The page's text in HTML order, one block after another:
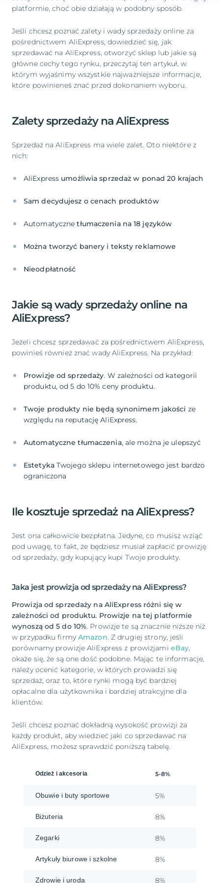
platformie, choć obie działają w podobny sposób.
Jeśli chcesz poznać zalety i wady sprzedaży online za
pośrednictwem AliExpress, dowiedzieć się, jak
sprzedawać na AliExpress, otworzyć sklep lub jakie są
główne cechy tego rynku, przeczytaj ten artykuł, w
którym wyjaśnimy wszystkie najważniejsze informacje,
które powinieneś znać przed dokonaniem wyboru.
Zalety sprzedaży na AliExpress
Sprzedaż na AliExpress ma wiele zalet. Oto niektóre z
nich:
AliExpress
Sam decydujesz o cenach produktów
Automatyczne
Nieodpłatność
Jakie są wady sprzedaży online na
AliExpress?
Jeżeli chcesz sprzedawać za pośrednictwem AliExpress,
powinieś również znać wady AliExpress. Na przykład:
Prowizje od sprzedaży. W zależności od kategorii
Twoje produkty nie będą synonimem jakości ze
Automatyczne tłumaczenia
EstetykaTwojego sklepu internetowego jest bardzo
ograniczona
Ile kosztuje sprzedaż na AliExpress?
Jest ona całkowicie bezpłatna. Jedyne, co musisz wziąć
pod uwagę, to fakt, że będziesz musiał zapłacić prowizję
od sprzedaży, gdy kupujący kupi Twoje produkty.
Jaka jest prowizja od sprzedaży na AliExpress?
Prowizja od sprzedaży na AliExpress różni się w
zależności od produktu. Prowizje na tej platformie
wynoszą od 5 do 10%. Prowizje te są znacznie niższe niż
w przypadku firmyAmazon. Z drugiej strony, jeśli
porównamy prowizje AliExpress z prowizjami eBay,
okaże się, że są one dość podobne. Mając te informacje,
należy ocenić kategorie, w których prowadzi się
sprzedaż, oraz to, które rynki mogą być bardziej
opłacalne dla użytkownika i bardziej atrakcyjne dla
klientów.
Jeśli chcesz poznać dokładną wysokość prowizji za
każdy produkt, aby wiedzieć jaki co sprzedawać na
AliExpress, możesz sprawdzić poniższą tabelę.
Odzież i akcesoria 5-8%
Obuwie i buty sportowe 5%
Biżuteria 8%
Zegarki 8%
Artykuły biurowe i szkolne 8%
Zdrowie i uroda 8%